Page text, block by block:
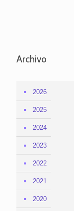
Archivo
2026
2025
2024
2023
2022
2021
2020